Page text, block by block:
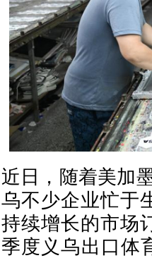
近日，随着美加
乌不少企业忙于
持续增长的市场
季度义乌出口体